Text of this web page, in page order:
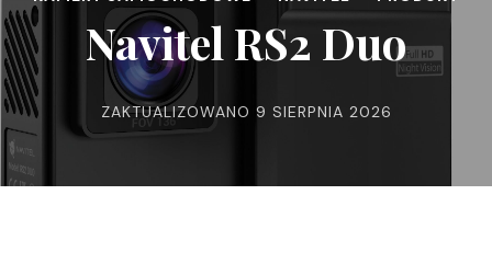
Navitel RS2 Duo
ZAKTUALIZOWANO 9 SIERPNIA 2026